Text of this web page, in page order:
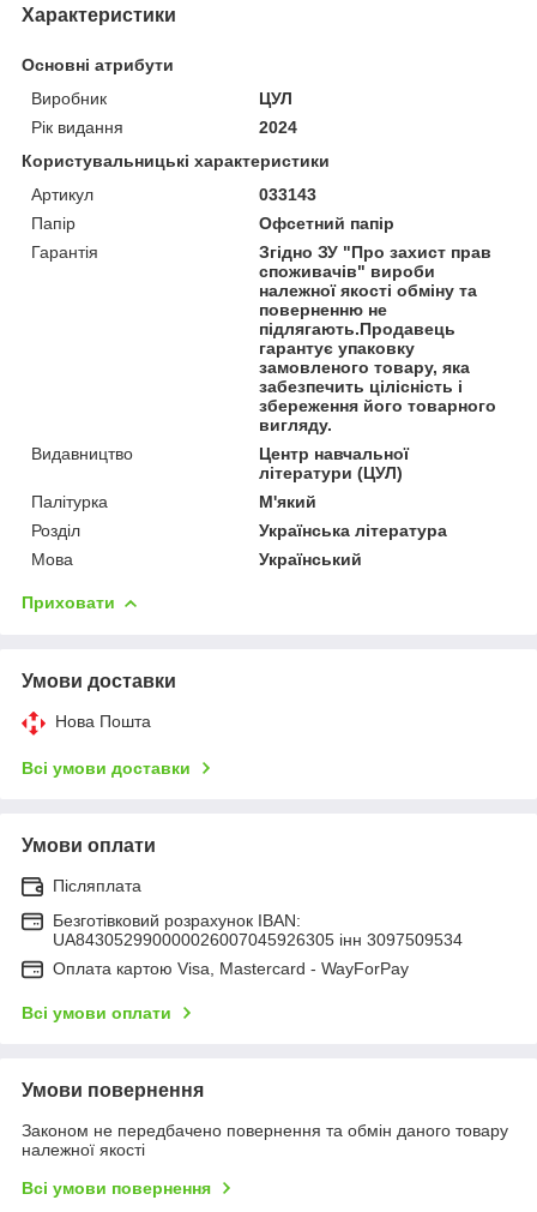
Характеристики
Основні атрибути
Виробник
ЦУЛ
Рік видання
2024
Користувальницькі характеристики
Артикул
033143
Папір
Офсетний папір
Гарантія
Згідно ЗУ "Про захист прав
споживачів" вироби
належної якості обміну та
поверненню не
підлягають.Продавець
гарантує упаковку
замовленого товару, яка
забезпечить цілісність і
збереження його товарного
вигляду.
Видавництво
Центр навчальної
літератури (ЦУЛ)
Палітурка
М'який
Розділ
Українська література
Мова
Український
Приховати
Умови доставки
Нова Пошта
Всі умови доставки
Умови оплати
Післяплата
Безготівковий розрахунок IBAN:
UA843052990000026007045926305 інн 3097509534
Оплата картою Visa, Mastercard - WayForPay
Всі умови оплати
Умови повернення
Законом не передбачено повернення та обмін даного товару
належної якості
Всі умови повернення